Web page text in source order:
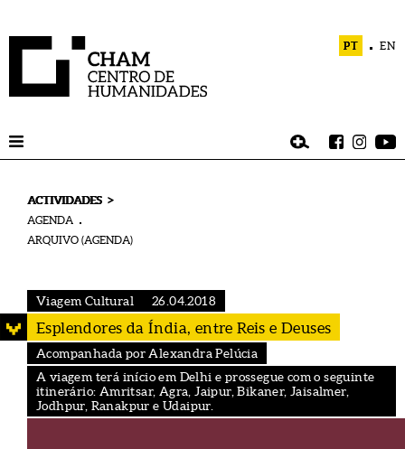
PT EN
ACTIVIDADES >
AGENDA
ARQUIVO (AGENDA)
Viagem Cultural 26.04.2018
Esplendores da Índia, entre Reis e Deuses
Acompanhada por Alexandra Pelúcia
A viagem terá início em Delhi e prossegue com o seguinte
itinerário: Amritsar, Agra, Jaipur, Bikaner, Jaisalmer,
Jodhpur, Ranakpur e Udaipur.